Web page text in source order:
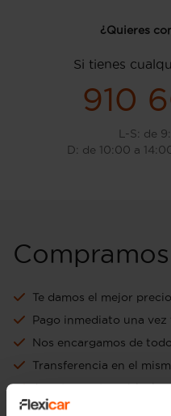
¿Quieres
Si tienes
910
L-S: de
D: de 10:00 a
Te damos el mejor precio
Pago inmediato una
Nos encargamos de
Transferencia en el
Aceptamos tu vehículo